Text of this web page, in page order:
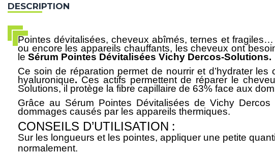
DESCRIPTION
Pointes dévitalisées, cheveux abîmés, ternes et
ou encore les appareils chauffants, les cheveux ont
le Sérum Pointes Dévitalisées Vichy Dercos-Solutions.
Ce soin de réparation permet de nourrir et d’hydrater
hyaluronique. Ces actifs permettent de réparer le
Solutions, il protège la fibre capillaire de 63% face aux
Grâce au Sérum Pointes Dévitalisées de Vichy Dercos
dommages causés par les appareils thermiques.
CONSEILS D’UTILISATION :
Sur les longueurs et les pointes, appliquer une petite
normalement.